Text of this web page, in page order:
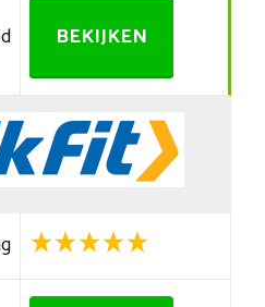
BEKIJKEN